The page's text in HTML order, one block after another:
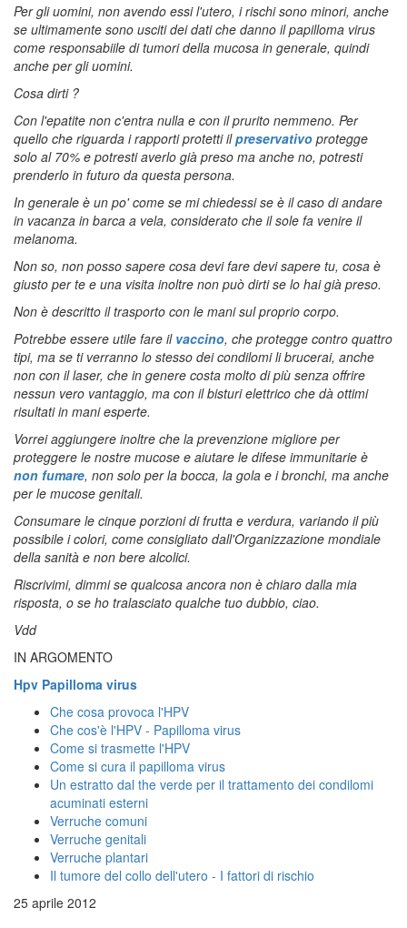
Per gli uomini, non avendo essi l'utero, i rischi sono minori, anche
se ultimamente sono usciti dei dati che danno il papilloma virus
come responsabiile di tumori della mucosa in generale, quindi
anche per gli uomini.
Cosa dirti ?
Con l'epatite non c'entra nulla e con il prurito nemmeno. Per
quello che riguarda i rapporti protetti ilpreservativo protegge
solo al 70% e potresti averlo già preso ma anche no, potresti
prenderlo in futuro da questa persona.
In generale è un po' come se mi chiedessi se è il caso di andare
in vacanza in barca a vela, considerato che il sole fa venire il
melanoma.
Non so, non posso sapere cosa devi fare devi sapere tu, cosa è
giusto per te e una visita inoltre non può dirti se lo hai già preso.
Non è descritto il trasporto con le mani sul proprio corpo.
Potrebbe essere utile fare il vaccino, che protegge contro quattro
tipi, ma se ti verranno lo stesso dei condilomi li brucerai, anche
non con il laser, che in genere costa molto di più senza offrire
nessun vero vantaggio, ma con il bisturi elettrico che dà ottimi
risultati in mani esperte.
Vorrei aggiungere inoltre che la prevenzione migliore per
proteggere le nostre mucose e aiutare le difese immunitarie è
non fumare, non solo per la bocca, la gola e i bronchi, ma anche
per le mucose genitali.
Consumare le cinque porzioni di frutta e verdura, variando il più
possibile i colori, come consigliato dall'Organizzazione mondiale
della sanità e non bere alcolici.
Riscrivimi, dimmi se qualcosa ancora non è chiaro dalla mia
risposta, o se ho tralasciato qualche tuo dubbio, ciao.
Vdd
IN ARGOMENTO
Hpv Papilloma virus
Che cosa provoca l'HPV
Che cos'è l'HPV - Papilloma virus
Come si trasmette l'HPV
Come si cura il papilloma virus
Un estratto dal the verde per il trattamento dei condilomi
acuminati esterni
Verruche comuni
Verruche genitali
Verruche plantari
Il tumore del collo dell'utero - I fattori di rischio
25 aprile 2012